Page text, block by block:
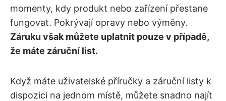
momenty, kdy produkt nebo zařízení přestane
fungovat. Pokrývají opravy nebo výměny.
Záruku však můžete uplatnit pouze v případě,
že máte záruční list.
Když máte uživatelské příručky a záruční listy k
dispozici na jednom místě, můžete snadno najít